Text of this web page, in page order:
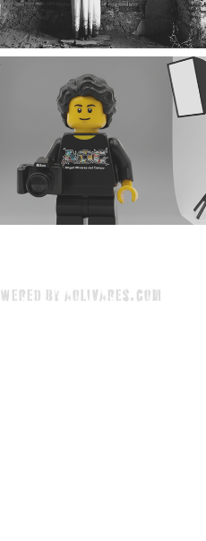
CONTACTO
by aolivares.com